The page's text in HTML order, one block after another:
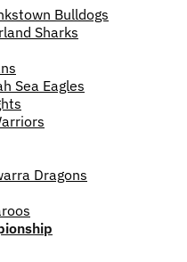
Bulldogs
Sharks
Sea Eagles
Dragons